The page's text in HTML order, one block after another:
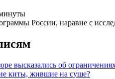
России, наравне с
высказались об
киты, жившие на суше?